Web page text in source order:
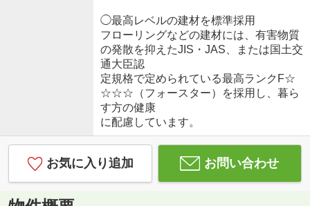
◯最高レベルの建材を標準採用
フローリングなどの建材には、有害物質
の発散を抑えたJIS・JAS、または国土交
通大臣認
定規格で定められている最高ランクF☆
☆☆☆（フォースター）を採用し、暮ら
す方の健康
に配慮しています。
お気に入り追加 お問い合わせ